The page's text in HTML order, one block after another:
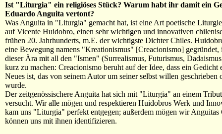
Ist "Liturgia" ein religiöses Stück? Warum habt ihr damit ein
Eduardo Anguita vertont?
Was Anguita in "Liturgia" gemacht hat, ist eine Art poetische
auf Vicente Huidobro, einen sehr wichtigen und innovativen
frühen 20. Jahrhunderts, m.E. der wichtigste Dichter Chiles.
eine Bewegung namens "Kreationismus" [Creacionismo] gegründet,
dieser Ära mit all den "Ismen" (Surrealismus, Futurismus,
kurz zu machen: Creacionismo beruht auf der Idee, dass ein Gedicht
Neues ist, das von seinem Autor um seiner selbst willen geschrieben
wurde.
Der zeitgenössischere Anguita hat sich mit "Liturgia" an einem
versucht. Wir alle mögen und respektieren Huidobros Werk und
kam uns "Liturgia" perfekt entgegen; außerdem mögen wir Anguitas
können uns mit ihnen identifizieren.